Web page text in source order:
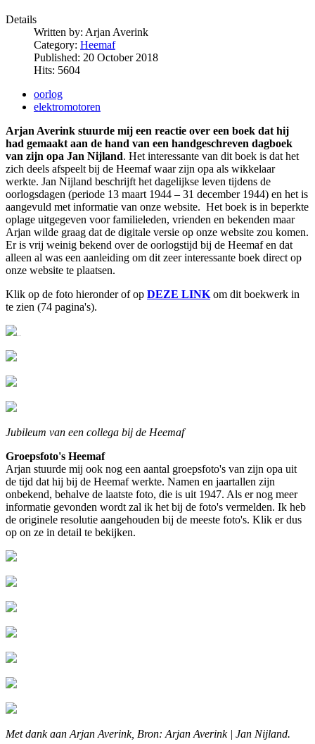
Details
Written by: Arjan Averink
Category: Heemaf
Published: 20 October 2018
Hits: 5604
oorlog
elektromotoren
Arjan Averink stuurde mij een reactie over een boek dat hij
had gemaakt aan de hand van een handgeschreven dagboek
van zijn opa Jan Nijland. Het interessante van dit boek is dat het
zich deels afspeelt bij de Heemaf waar zijn opa als wikkelaar
werkte. Jan Nijland beschrijft het dagelijkse leven tijdens de
oorlogsdagen (periode 13 maart 1944 – 31 december 1944) en het is
aangevuld met informatie van onze website. Het boek is in beperkte
oplage uitgegeven voor familieleden, vrienden en bekenden maar
Arjan wilde graag dat de digitale versie op onze website zou komen.
Er is vrij weinig bekend over de oorlogstijd bij de Heemaf en dat
alleen al was een aanleiding om dit zeer interessante boek direct op
onze website te plaatsen.
Klik op de foto hieronder of op DEZE LINK om dit boekwerk in
te zien (74 pagina's).
Jubileum van een collega bij de Heemaf
Groepsfoto's Heemaf
Arjan stuurde mij ook nog een aantal groepsfoto's van zijn opa uit
de tijd dat hij bij de Heemaf werkte. Namen en jaartallen zijn
onbekend, behalve de laatste foto, die is uit 1947. Als er nog meer
informatie gevonden wordt zal ik het bij de foto's vermelden. Ik heb
de originele resolutie aangehouden bij de meeste foto's. Klik er dus
op on ze in detail te bekijken.
Met dank aan Arjan Averink, Bron: Arjan Averink | Jan Nijland.